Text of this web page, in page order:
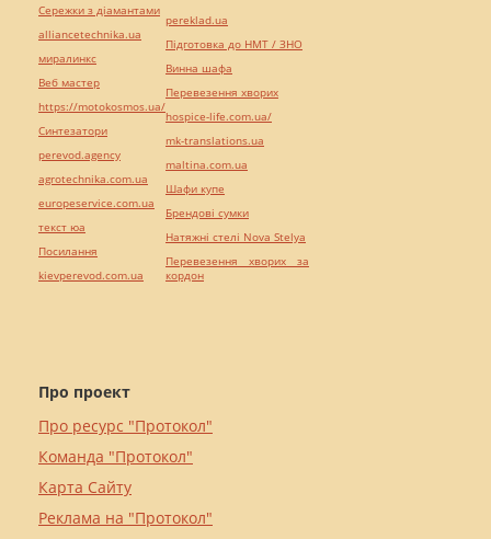
Про проект
Про ресурс "Протокол"
Команда "Протокол"
Карта Сайту
Реклама на "Протокол"
Сережки з діамантами
alliancetechnika.ua
миралинкс
Веб мастер
https://motokosmos.ua/
Синтезатори
perevod.agency
agrotechnika.com.ua
europeservice.com.ua
текст юа
Посилання
kievperevod.com.ua
pereklad.ua
Підготовка до НМТ / ЗНО
Винна шафа
Перевезення хворих
hospice-life.com.ua/
mk-translations.ua
maltina.com.ua
Шафи купе
Брендові сумки
Натяжні стелі Nova Stelya
Перевезення хворих за
кордон